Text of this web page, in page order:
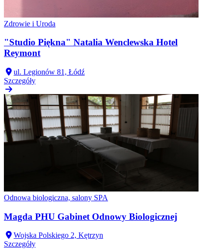
Zdrowie i Uroda
"Studio Piękna" Natalia Wenclewska Hotel
Reymont
ul. Legionów 81, Łódź
Szczegóły
Odnowa biologiczna, salony SPA
Magda PHU Gabinet Odnowy Biologicznej
Wojska Polskiego 2, Kętrzyn
Szczegóły